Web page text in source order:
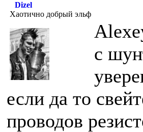
Dizel
Хаотично добрый эльф
с
если да то
проводов